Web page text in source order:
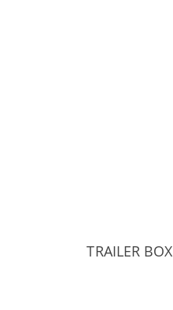
TRAILER BOX